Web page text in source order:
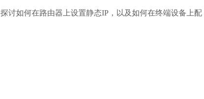
讨如何在路由器上设置静态IP，以及如何在终端设备上配